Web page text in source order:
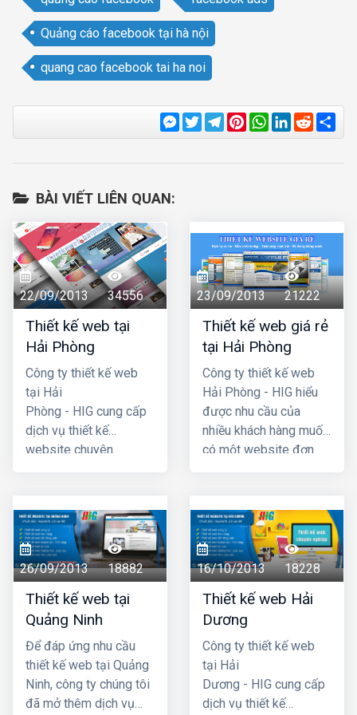
Quảng cáo facebook tại hà nội
quang cao facebook tai ha noi
Messenger
TwitterTelegram
Pinterest
WhatsApp
LinkedIn
Reddit
BÀI VIẾT LIÊN QUAN:
22/09/2013 34556
Thiết kế web tại
Hải Phòng
Công ty thiết kế web
tại Hải
Phòng - HIG cung cấp
dịch vụ thiết kế
website chuyên
kế web hợp lý, giá cả
cạnh tranh nhất. Công
ty chúng tôi có đội ngũ
lập trình nhiều kinh
nhgiệm, đội ngũ tư vấn
am hiểu nhiệt tình với
khách hàng. Mã
nguồn website dùng
thiết kế được chúng tôi
tự phát triển có độ bảo
mật cao, dễ dàng sử
23/09/2013 21222
Thiết kế web giá rẻ
tại Hải Phòng
Công ty thiết kế web
Hải Phòng - HIG hiểu
được nhu cầu của
nhiều khách hàng muốn
có một website đơn
đưa ra chương trình
thiết kế website giá rẻ
tại hải phòng chỉ với
4 triệu -> 5 triệu đồng
(trọn gói đã bao gồm
tên miền .com +
hosting + chứng thực
tên miền SSL) là quý
khách đã có một
website hoàn chỉnh
đưa vào hoạt động
26/09/2013 18882
Thiết kế web tại
Quảng Ninh
Để đáp ứng nhu cầu
thiết kế web tại Quảng
Ninh, công ty chúng tôi
đã mở thêm dịch vụ
16/10/2013 18228
Thiết kế web Hải
Dương
Công ty thiết kế web
tại Hải
Dương - HIG cung cấp
dịch vụ thiết kế